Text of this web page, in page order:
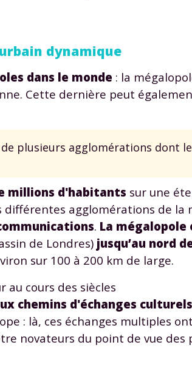
dynamique
dans le monde : la
Cette dernière peut
plusieurs agglomérations dont
millions d'habitants sur une
différentes agglomérations de la
. La mégalopole
de Londres) jusqu’au nord
sur 100 à 200 km de large.
au cours des siècles
chemins d'échanges
: là, ces échanges multiples
novateurs du point de vue
Envie de
réussir votre année
gratuitement